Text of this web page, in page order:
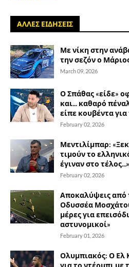
ΑΛΛΕΣ ΕΙΔΗΣΕΙΣ
Με νίκη στην
την σεζόν ο
March 09, 2026
Ο Σπάθας «είδε»
και... καθαρό
είπε κουβέντα
February 02, 2026
Μεντιλίμπαρ:
τιμούν το
έγιναν στο τέλος...»
February 02, 2026
Αποκαλύψεις από
Οδυσσέα
μέρες για
αστυνομικοί»
February 01, 2026
Ολυμπιακός: Ο Ελ
για το ντέρμπι με